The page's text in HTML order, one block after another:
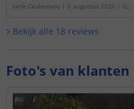
Jarle Ceulemans | 5 augustus 2026 | Ge
Bekijk alle 18 reviews
Foto's van klanten